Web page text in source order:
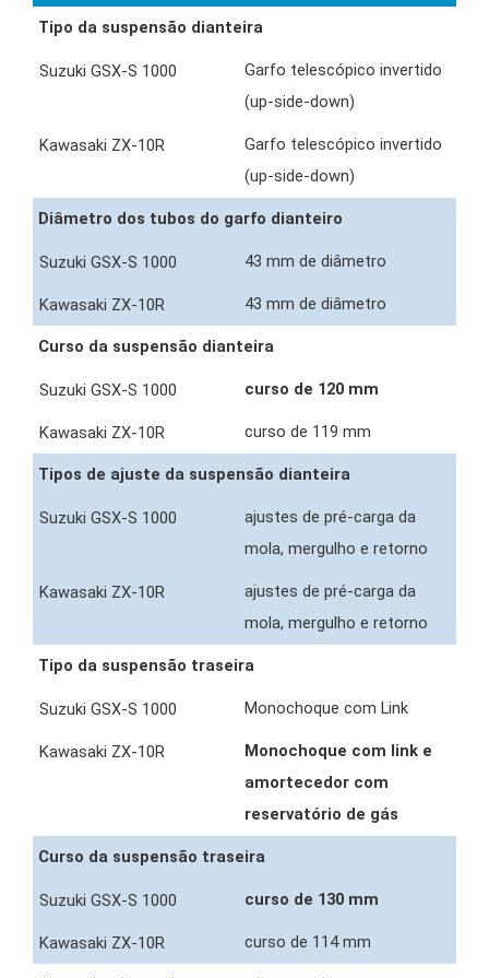
Tipo da suspensão dianteira
Garfo telescópico invertido
(up-side-down)
Garfo telescópico invertido
(up-side-down)
Diâmetro dos tubos do garfo dianteiro
43 mm de diâmetro
43 mm de diâmetro
Curso da suspensão dianteira
curso de 120 mm
curso de 119 mm
Tipos de ajuste da suspensão dianteira
ajustes de pré-carga da
mola, mergulho e retorno
ajustes de pré-carga da
mola, mergulho e retorno
Tipo da suspensão traseira
Monochoque com Link
Monochoque com link e
amortecedor com
reservatório de gás
Curso da suspensão traseira
curso de 130 mm
curso de 114 mm